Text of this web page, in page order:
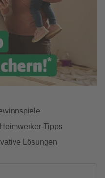
Tipps
Lösungen